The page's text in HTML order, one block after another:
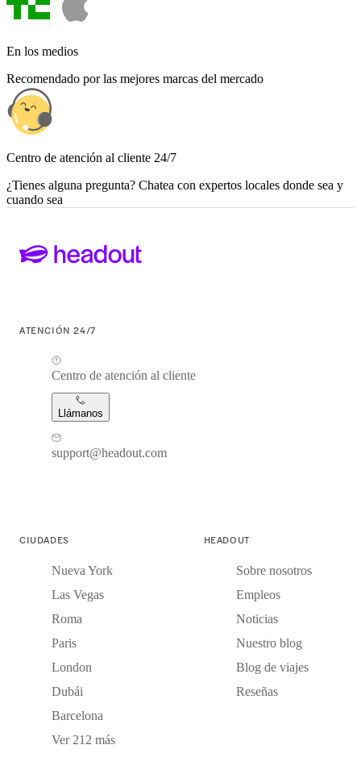
En los medios
Recomendado por las mejores marcas del mercado
Centro de atención al cliente 24/7
¿Tienes alguna pregunta? Chatea con expertos locales donde sea y
cuando sea
ATENCIÓN 24/7
Centro de atención al cliente
Llámanos
support@headout.com
CIUDADES
Nueva York
Las Vegas
Roma
Paris
London
Dubái
Barcelona
Ver 212 más
HEADOUT
Sobre nosotros
Empleos
Noticias
Nuestro blog
Blog de viajes
Reseñas